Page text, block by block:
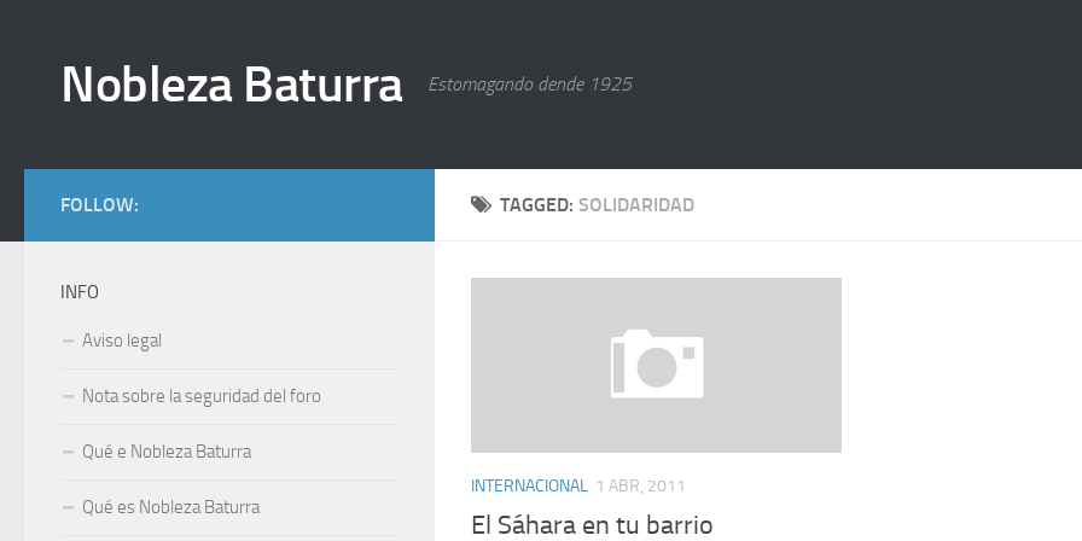
Nobleza Baturra Estomagando dende 1925
TAGGED: SOLIDARIDAD
INTERNACIONAL 1 ABR, 2011
El Sáhara en tu barrio
FOLLOW:
INFO
Aviso legal
Nota sobre la seguridad del foro
Qué e Nobleza Baturra
Qué es Nobleza Baturra